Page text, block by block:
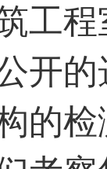
工
开
的